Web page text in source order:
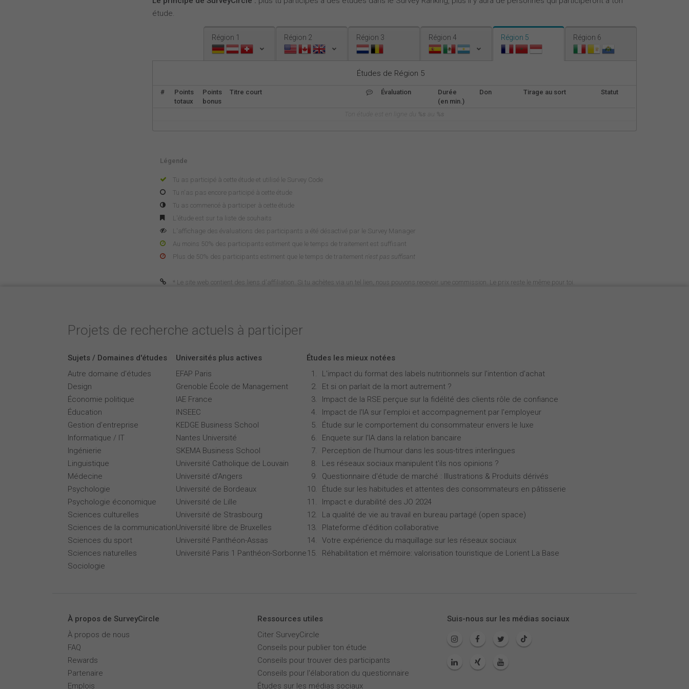
étude.
Région 1 Région 2 Région 3 Région 4 Région 5 Région 6
Études de Région 5
#
Points
totaux
Points
bonus
Titre court Évaluation
Durée
(en min.)
Don Tirage au sort Statut
Légende
Tu as participé à cette étude et utilisé le Survey Code
Tu n'as pas encore participé à cette étude
Tu as commencé à participer à cette étude
L'étude est sur ta liste de souhaits
L'affichage des évaluations des participants a été désactivé par le Survey Manager
Au moins 50% des participants estiment que le temps de traitement est suffisant
Plus de 50% des participants estiment que le temps de traitement n'est pas suffisant
* Le site web contient des liens d'affiliation. Si tu achètes via un tel lien, nous pouvons recevoir une commission. Le prix reste le même pour toi.
Projets de recherche actuels à participer
Sujets / Domaines d'études
Autre domaine d'études
Design
Économie politique
Éducation
Gestion d'entreprise
Informatique / IT
Ingénierie
Linguistique
Médecine
Psychologie
Psychologie économique
Sciences culturelles
Sciences de la communication
Sciences du sport
Sciences naturelles
Sociologie
Universités plus actives
EFAP Paris
Grenoble École de Management
IAE France
INSEEC
KEDGE Business School
Nantes Université
SKEMA Business School
Université Catholique de Louvain
Université d'Angers
Université de Bordeaux
Université de Lille
Université de Strasbourg
Université libre de Bruxelles
Université Panthéon-Assas
Université Paris 1 Panthéon-Sorbonne
Études les mieux notées
L'impact du format des labels nutritionnels sur l'intention d'achat
Et si on parlait de la mort autrement ?
Impact de la RSE perçue sur la fidélité des clients rôle de confiance
Impact de l'IA sur l'emploi et accompagnement par l'employeur
Étude sur le comportement du consommateur envers le luxe
Enquete sur l'IA dans la relation bancaire
Perception de l'humour dans les sous-titres interlingues
Les réseaux sociaux manipulent t'ils nos opinions ?
Questionnaire d'étude de marché : Illustrations & Produits dérivés
Étude sur les habitudes et attentes des consommateurs en pâtisserie
Impact e durabilité des JO 2024
La qualité de vie au travail en bureau partagé (open space)
Plateforme d'édition collaborative
Votre expérience du maquillage sur les réseaux sociaux
Réhabilitation et mémoire: valorisation touristique de Lorient La Base
À propos de SurveyCircle
À propos de nous
FAQ
Rewards
Partenaire
Emplois
Ressources utiles
Citer SurveyCircle
Conseils pour publier ton étude
Conseils pour trouver des participants
Conseils pour l'élaboration du questionnaire
Études sur les médias sociaux
Suis-nous sur les médias sociaux
Español